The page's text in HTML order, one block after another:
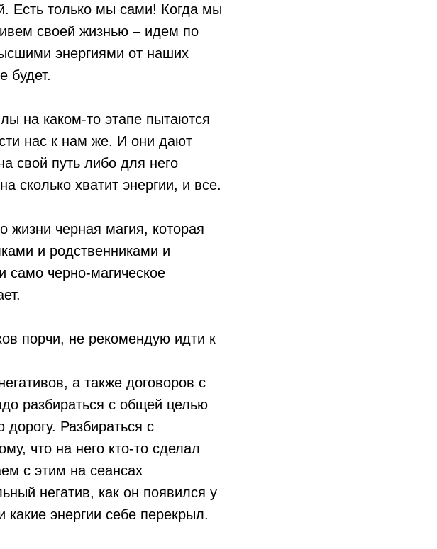
Есть только мы сами! Когда мы
своей жизнью – идем по
энергиями от наших
будет.
на каком-то этапе пытаются
нас к нам же. И они дают
свой путь либо для него
сколько хватит энергии, и все.
жизни черная магия, которая
и родственниками и
само черно-магическое
порчи, не рекомендую идти к
а также договоров с
разбираться с общей целью
Разбираться с
что на него кто-то сделал
с этим на сеансах
негатив, как он появился у
энергии себе перекрыл.